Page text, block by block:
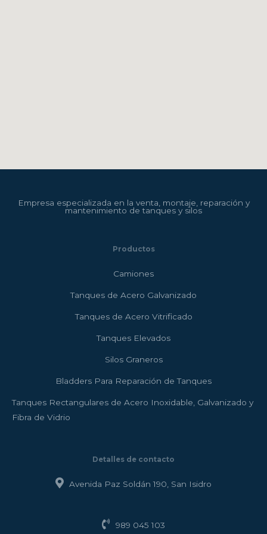
Empresa especializada en la venta, montaje, reparación y
mantenimiento de tanques y silos
Productos
Camiones
Tanques de Acero Galvanizado
Tanques de Acero Vitrificado
Tanques Elevados
Silos Graneros
Bladders Para Reparación de Tanques
Tanques Rectangulares de Acero Inoxidable, Galvanizado y
Fibra de Vidrio
Detalles de contacto
Avenida Paz Soldán 190, San Isidro
989 045 103